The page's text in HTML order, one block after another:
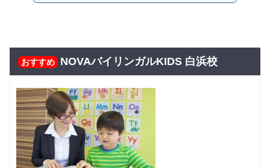
おすすめ NOVAバイリンガルKIDS 白浜校